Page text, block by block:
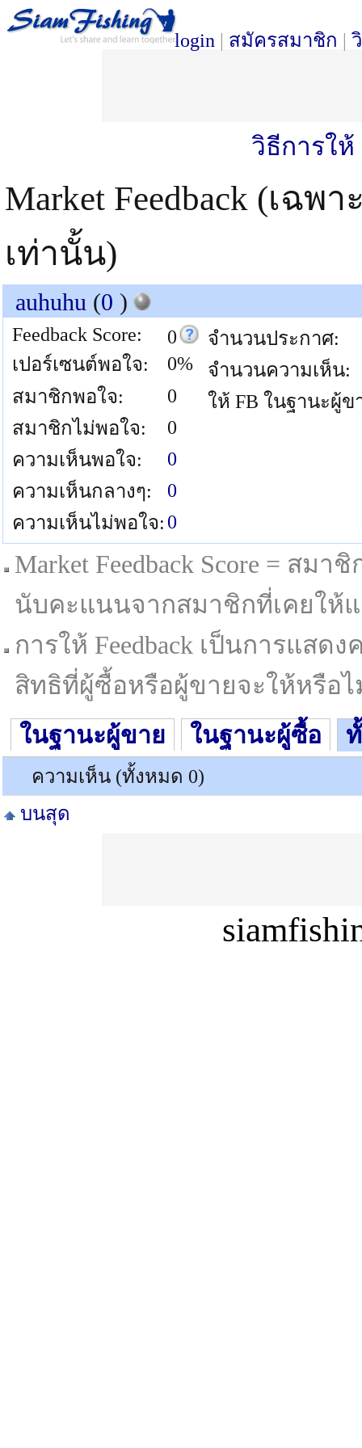
login | สมัครสมาชิก |
วิธีการให้
Market Feedback (เฉ
เท่านั้น)
auhuhu (0 )
Feedback Score:
0
เปอร์เซนต์พอใจ:
0%
สมาชิกพอใจ:
0
สมาชิกไม่พอใจ:
0
ความเห็นพอใจ:
0
ความเห็นกลางๆ:
0
ความเห็นไม่พอใจ: 0
จำนวนประกาศ:
จำนวนความเห็น:
ให้ FB ในฐานะผู้ข
Market Feedback Score = สม
นับคะแนนจากสมาชิกที่เคยให้
การให้ Feedback เป็นการแส
สิทธิที่ผู้ซื้อหรือผู้ขายจะให้หรือไ
ในฐานะผู้ขาย ในฐานะผู้ซื้อ
ความเห็น (ทั้งหมด 0)
บนสุด